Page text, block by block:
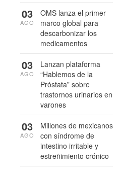
OMS lanza el primer
marco global para
descarbonizar los
medicamentos
03
AGO
Lanzan plataforma
“Hablemos de la
Próstata” sobre
trastornos urinarios en
varones
03
AGO
Millones de mexicanos
con síndrome de
intestino irritable y
estreñimiento crónico
03
AGO